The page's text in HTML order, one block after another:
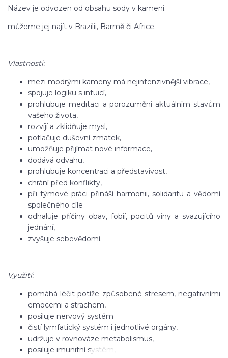
Název je odvozen od obsahu sody v kameni.
můžeme jej najít v Brazílii, Barmě či Africe.
Vlastnosti:
mezi modrými kameny má nejintenzivnější vibrace,
spojuje logiku s intuicí,
prohlubuje meditaci a porozumění aktuálním stavům
vašeho života,
rozvíjí a zklidňuje mysl,
potlačuje duševní zmatek,
umožňuje přijímat nové informace,
dodává odvahu,
prohlubuje koncentraci a představivost,
chrání před konflikty,
při týmové práci přináší harmonii, solidaritu a vědomí
společného cíle
odhaluje příčiny obav, fobií, pocitů viny a svazujícího
jednání,
zvyšuje sebevědomí.
Využití:
pomáhá léčit potíže způsobené stresem, negativními
emocemi a strachem,
posiluje nervový systém
čistí lymfatický systém i jednotlivé orgány,
udržuje v rovnováze metabolismus,
posiluje imunitní systém,